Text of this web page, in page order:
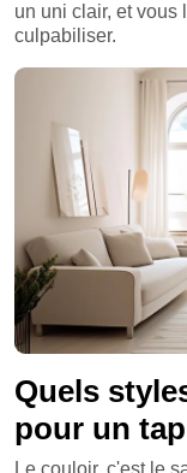
un uni clair, et vous
culpabiliser.
Quels
pour un
Le couloir, c'est le